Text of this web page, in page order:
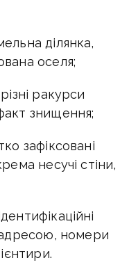
ділянка,
оселя;
ракурси
знищення;
зафіксовані
несучі стіни,
номери